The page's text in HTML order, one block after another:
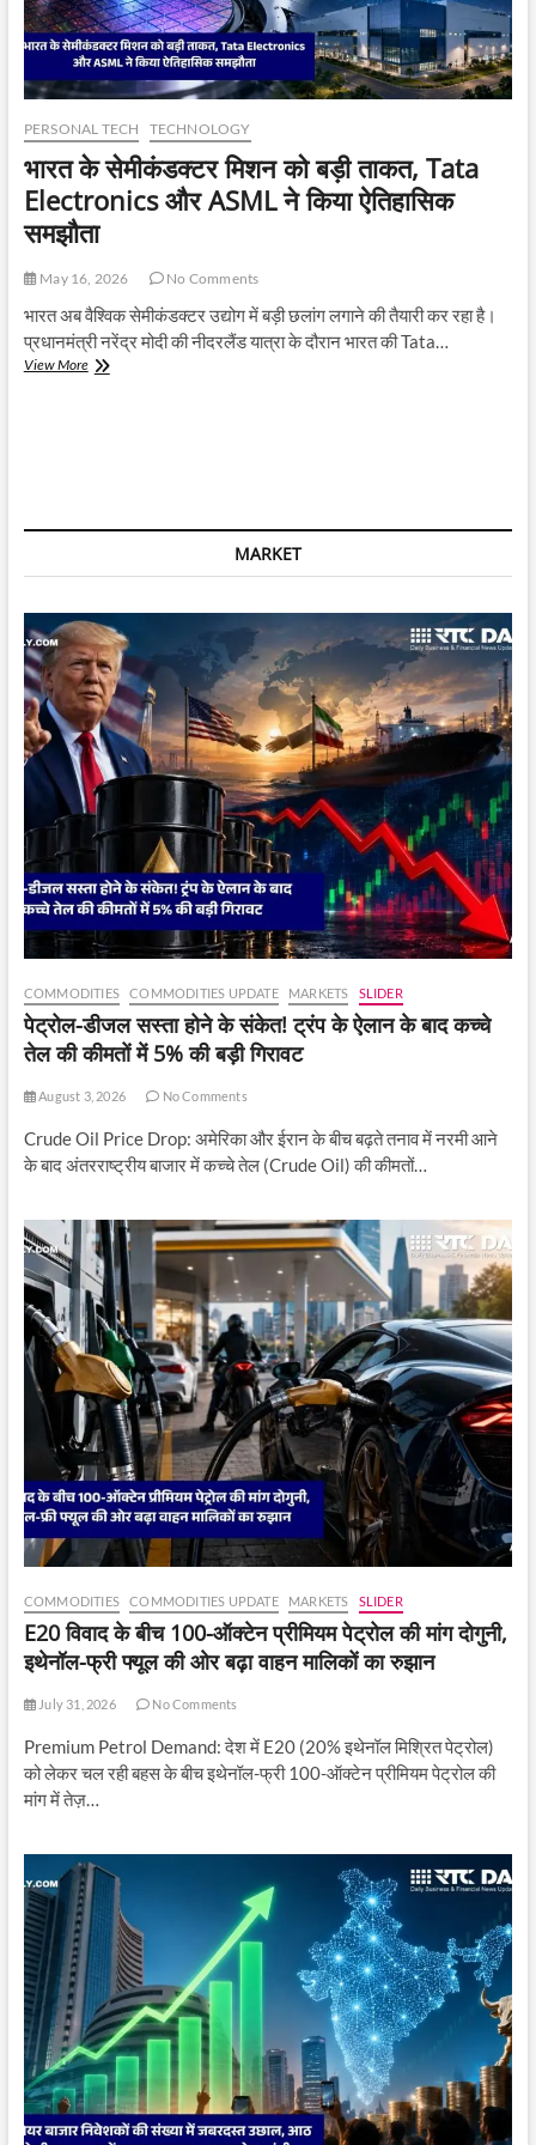
PERSONAL TECH TECHNOLOGY
भारत के सेमीकंडक्टर मिशन को बड़ी ताकत, Tata
Electronics और ASML ने किया ऐतिहासिक
समझौता
May 16, 2026 No Comments
भारत अब वैश्विक सेमीकंडक्टर उद्योग में बड़ी छलांग लगाने की तैयारी कर रहा है।
प्रधानमंत्री नरेंद्र मोदी की नीदरलैंड यात्रा के दौरान भारत की Tata…
View Moreभारत
Electronics
ASML
किया
ऐतिहासिक
समझौता
MARKET
COMMODITIES COMMODITIES UPDATE MARKETS SLIDER
पेट्रोल-डीजल सस्ता होने के संकेत! ट्रंप के ऐलान के बाद कच्चे
तेल की कीमतों में 5% की बड़ी गिरावट
August 3, 2026 No Comments
Crude Oil Price Drop: अमेरिका और ईरान के बीच बढ़ते तनाव में नरमी आने
के बाद अंतरराष्ट्रीय बाजार में कच्चे तेल (Crude Oil) की कीमतों…
COMMODITIES COMMODITIES UPDATE MARKETS SLIDER
E20 विवाद के बीच 100-ऑक्टेन प्रीमियम पेट्रोल की मांग दोगुनी,
इथेनॉल-फ्री फ्यूल की ओर बढ़ा वाहन मालिकों का रुझान
July 31, 2026 No Comments
Premium Petrol Demand: देश में E20 (20% इथेनॉल मिश्रित पेट्रोल)
को लेकर चल रही बहस के बीच इथेनॉल-फ्री 100-ऑक्टेन प्रीमियम पेट्रोल की
मांग में तेज़…